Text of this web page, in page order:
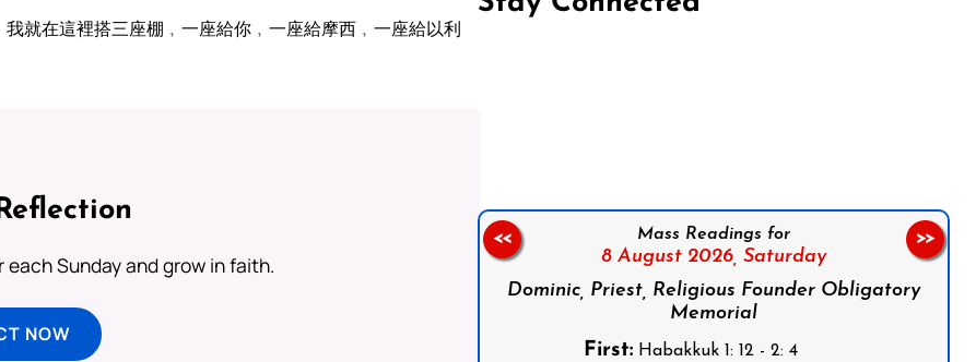
就在這裡搭三座棚﹐一座給你﹐一座給摩西﹐一座給以利
Sunday and grow in faith.
NOW
Mass Readings for
8 August 2026, Saturday
Dominic, Priest, Religious Founder Obligatory
Memorial
First: Habakkuk 1: 12 - 2: 4
<< >>